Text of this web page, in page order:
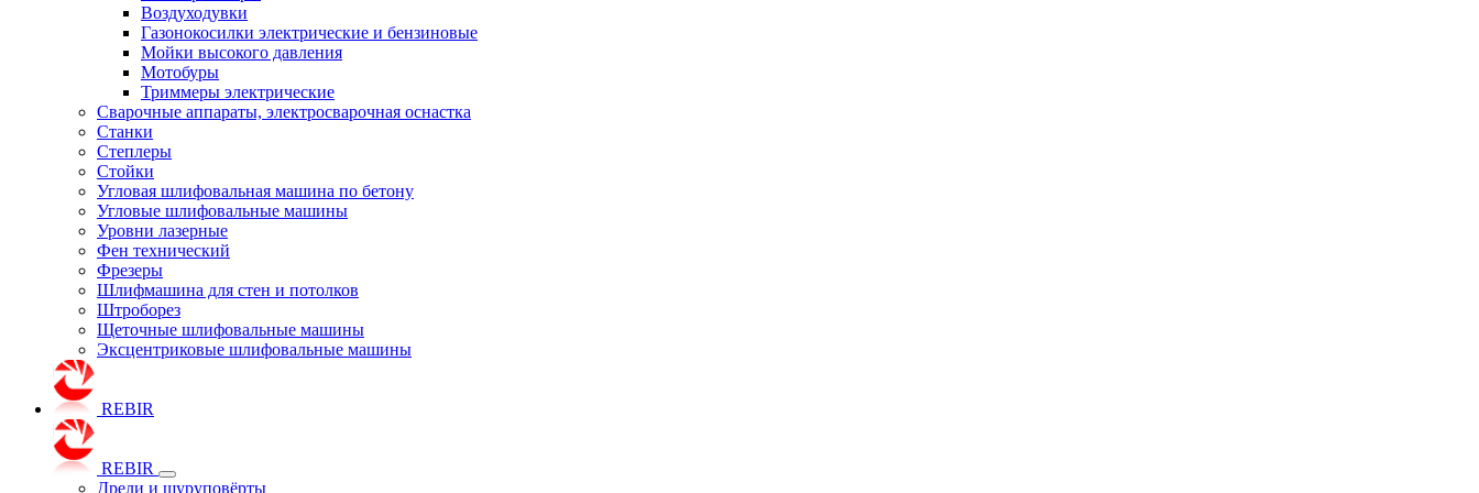
Воздуходувки
Газонокосилки электрические и бензиновые
Мойки высокого давления
Мотобуры
Триммеры электрические
Сварочные аппараты, электросварочная оснастка
Станки
Степлеры
Стойки
Угловая шлифовальная машина по бетону
Угловые шлифовальные машины
Уровни лазерные
Фен технический
Фрезеры
Шлифмашина для стен и потолков
Штроборез
Щеточные шлифовальные машины
Эксцентриковые шлифовальные машины
REBIR
REBIR
Дрели и шуруповёрты